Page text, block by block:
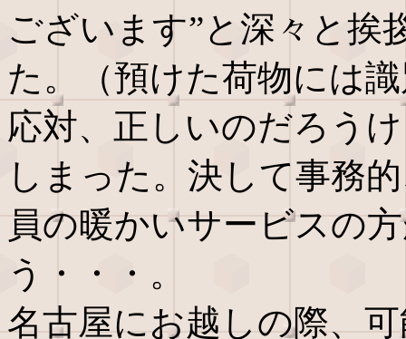
ございます”と深々と挨
た。（預けた荷物には
応対、正しいのだろう
しまった。決して事務
員の暖かいサービスの
う・・・。
名古屋にお越しの際、